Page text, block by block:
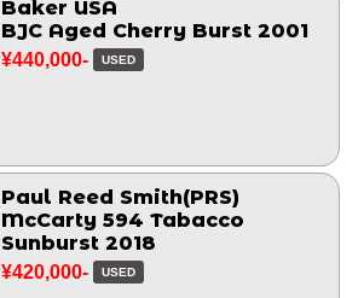
Baker USA
BJC Aged Cherry Burst 2001
¥440,000- USED
Paul Reed Smith(PRS)
McCarty 594 Tabacco
Sunburst 2018
¥420,000- USED